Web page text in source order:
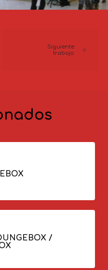
Siguiente
trabajo
/